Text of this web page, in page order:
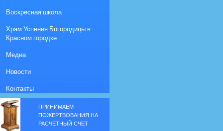
Воскресная школа
Храм Успения Богородицы в
Красном городке
Медиа
Новости
Контакты
ПРИНИМАЕМ
ПОЖЕРТВОВАНИЯ НА
РАСЧЕТНЫЙ СЧЕТ